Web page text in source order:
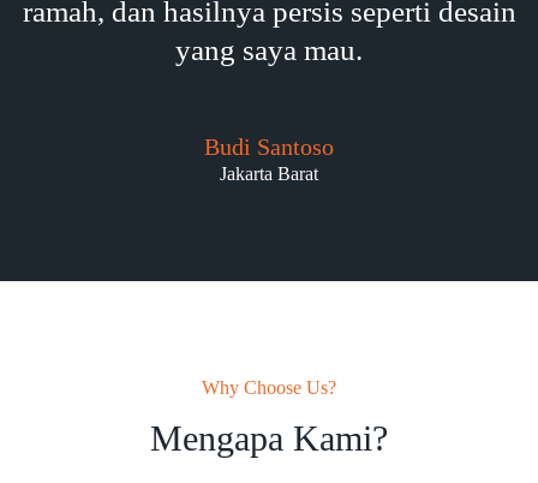
ramah, dan hasilnya persis seperti desain
yang saya mau.
Budi Santoso
Jakarta Barat
Why Choose Us?
Mengapa Kami?